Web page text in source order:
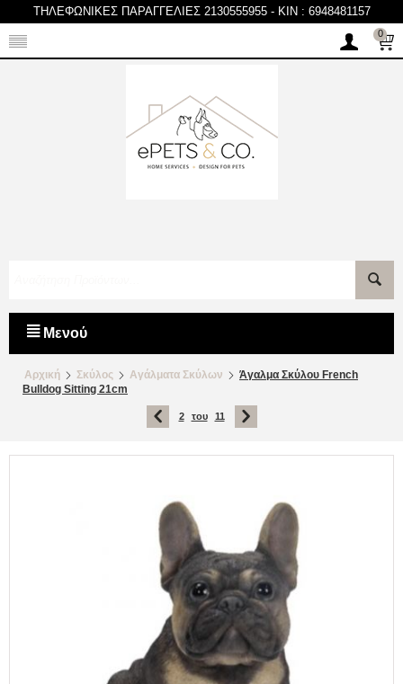
ΤΗΛΕΦΩΝΙΚΕΣ ΠΑΡΑΓΓΕΛΙΕΣ 2130555955- KIN : 6948481157
0
Μενού
Αρχική Σκύλος Αγάλματα Σκύλων
Άγαλμα Σκύλου French
Bulldog Sitting 21cm
2 του 11